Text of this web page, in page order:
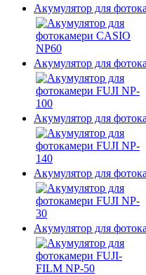
Акумулятор для
Акумулятор для
Акумулятор для
Акумулятор для
Акумулятор для